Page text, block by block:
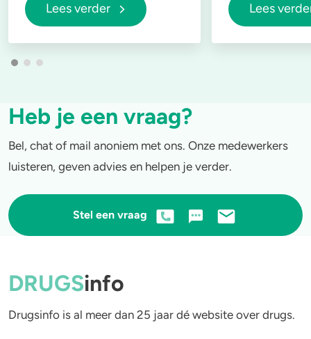
Lees verder Lees
Heb je een vraag?
Bel, chat of mail anoniem met ons. Onze medewerkers
luisteren, geven advies en helpen je verder.
Stel een vraag
DRUGSinfo
Drugsinfo is al meer dan 25 jaar dé website over drugs.